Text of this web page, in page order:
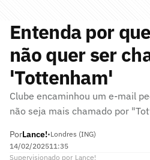
Entenda por
não quer ser
'Tottenham'
Clube encaminhou um e-mail
não seja mais chamado por
PorLance!•Londres (ING)
14/02/202511:35
Supervisionado por Lance!